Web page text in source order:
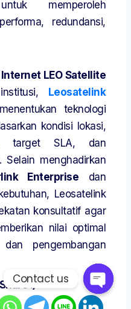
memperoleh
redundansi,
Internet LEO Satellite
Leosatelink
teknologi
kondisi lokasi,
target SLA, dan
Selain menghadirkan
Enterprise dan
Leosatelink
konsultatif agar
nilai optimal
pengembangan
:)
Contact us